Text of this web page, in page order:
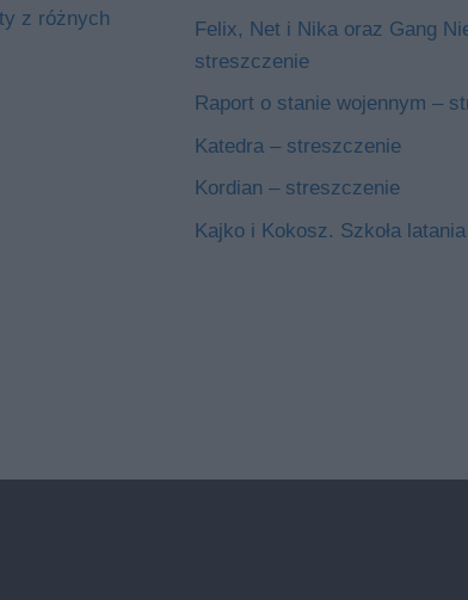
z różnych
Felix, Net i Nika oraz Gang
streszczenie
Raport o stanie wojennym –
Katedra – streszczenie
Kordian – streszczenie
Kajko i Kokosz. Szkoła